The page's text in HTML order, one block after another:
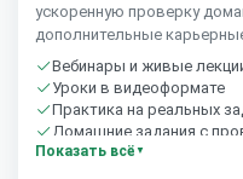
ускоренную проверку
дополнительные
Вебинары и живые
Уроки в видеоформате
Практика на реальных
Домашние задания с
Сообщество студентов
Показать всё